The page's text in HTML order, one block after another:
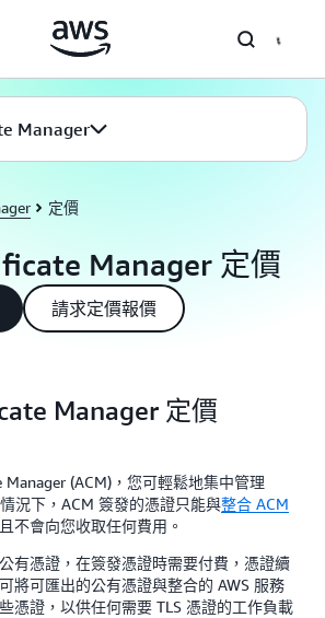
Manager
定價
Manager 定價
請求定價報價
Manager 定價
(ACM)，您可輕鬆地集中管理
況下，ACM 簽發的憑證只能與整合 ACM
不會向您收取任何費用。
有憑證，在簽發憑證時需要付費，憑證續
將可匯出的公有憑證與整合的 AWS 服務
憑證，以供任何需要 TLS 憑證的工作負載